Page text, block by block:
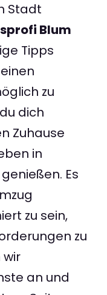
Stadt
Blum
Tipps
zu
dich
Zuhause
in
Es
zu sein,
zu
an und